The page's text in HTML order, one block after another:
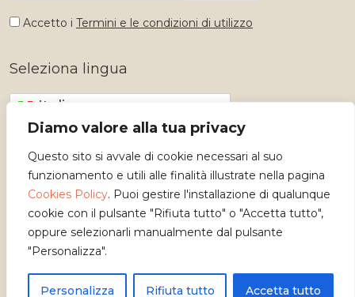
Diamo valore alla tua privacy
Questo sito si avvale di cookie necessari al suo
funzionamento e utili alle finalità illustrate nella pagina
Cookies Policy. Puoi gestire l'installazione di qualunque
cookie con il pulsante "Rifiuta tutto" o "Accetta tutto",
oppure selezionarli manualmente dal pulsante
"Personalizza".
Personalizza Rifiuta tutto Accetta tutto
Accetto i Termini e le condizioni di utilizzo
Seleziona lingua
Italiano
Copyright 2026 - Osservatorio dei Mestieri d'Arte